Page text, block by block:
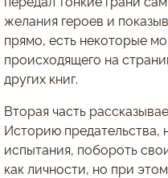
желания героев и
прямо, есть некоторые
происходящего на
других книг.
Вторая часть
Историю
испытания, побороть
как личности, но при